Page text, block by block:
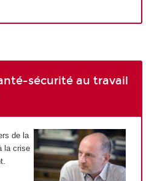
sécurité au travail
de la
la crise